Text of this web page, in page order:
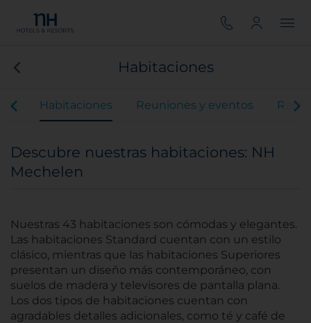
Habitaciones
Habitaciones Reuniones y eventos
Descubre nuestras habitaciones: NH
Mechelen
Nuestras 43 habitaciones son cómodas y elegantes.
Las habitaciones Standard cuentan con un estilo
clásico, mientras que las habitaciones Superiores
presentan un diseño más contemporáneo, con
suelos de madera y televisores de pantalla plana.
Los dos tipos de habitaciones cuentan con
agradables detalles adicionales, como té y café de